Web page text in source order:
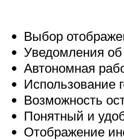
Выбор
Уведомления
Автономная
Использование
Возможность
Понятный и
Отображение